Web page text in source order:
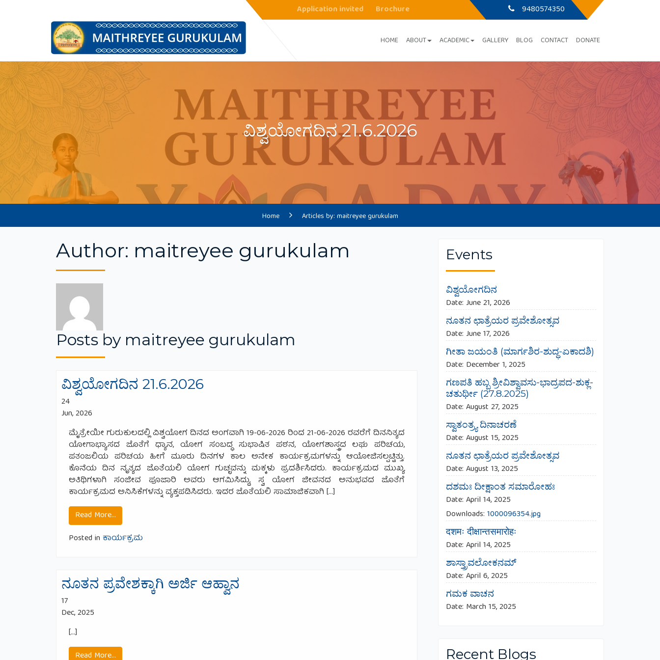
Application invited Brochure 9480574350
HOME ABOUT ACADEMIC GALLERY BLOG CONTACT DONATE
ವಿಶ್ವಯೋಗದಿನ 21.6.2026
Home Articles by: maitreyee gurukulam
Author: maitreyee gurukulam
Posts by maitreyee gurukulam
ವಿಶ್ವಯೋಗದಿನ 21.6.2026
24
Jun, 2026
ಮೈತ್ರೇಯೀ ಗುರುಕುಲದಲ್ಲಿ ವಿಶ್ವಯೋಗ ದಿನದ ಅಂಗವಾಗಿ 19-06-2026 ರಿಂದ 21-06-2026 ರವರೆಗೆ ದಿನನಿತ್ಯದ
ಯೋಗಾಭ್ಯಾಸದ ಜೊತೆಗೆ ಧ್ಯಾನ, ಯೋಗ ಸಂಬದ್ಧ ಸುಭಾಷಿತ ಪಠನ, ಯೋಗಶಾಸ್ತ್ರದ ಲಘು ಪರಿಚಯ,
ಪತಂಜಲಿಯ ಪರಿಚಯ ಹೀಗೆ ಮೂರು ದಿನಗಳ ಕಾಲ ಅನೇಕ ಕಾರ್ಯಕ್ರಮಗಳನ್ನು ಆಯೋಜಿಸಲ್ಪಟ್ಟಿತ್ತು.
ಕೊನೆಯ ದಿನ ನೃತ್ಯದ ಜೊತೆಯಲಿ ಯೋಗ ಗುಚ್ಛವನ್ನು ಮಕ್ಕಳು ಪ್ರದರ್ಶಿಸಿದರು. ಕಾರ್ಯಕ್ರಮದ ಮುಖ್ಯ
ಅತಿಥಿಗಳಾಗಿ ಸಂಜೀವ ಪೂಜಾರಿ ಅವರು ಆಗಮಿಸಿದ್ದು, ಸ್ವ ಯೋಗ ಜೀವನದ ಅನುಭವದ ಜೊತೆಗೆ
ಕಾರ್ಯಕ್ರಮದ ಅನಿಸಿಕೆಗಳನ್ನು ವ್ಯಕ್ತಪಡಿಸಿದರು. ಇದರ ಜೊತೆಯಲಿ ಸಾಮಾಜಿಕವಾಗಿ […]
Read More…
Posted in ಕಾರ್ಯಕ್ರಮ
ನೂತನ ಪ್ರವೇಶಕ್ಕಾಗಿ ಅರ್ಜಿ ಆಹ್ವಾನ
17
Dec, 2025
[…]
Read More…
Events
ವಿಶ್ವಯೋಗದಿನ
Date: June 21, 2026
ನೂತನ ಛಾತ್ರೆಯರ ಪ್ರವೇಶೋತ್ಸವ
Date: June 17, 2026
ಗೀತಾ ಜಯಂತಿ (ಮಾರ್ಗಶಿರ-ಶುದ್ಧ-ಏಕಾದಶಿ)
Date: December 1, 2025
ಗಣಪತಿ ಹಬ್ಬ ಶ್ರೀವಿಶ್ವಾವಸು-ಭಾದ್ರಪದ-ಶುಕ್ಲ-
ಚತುರ್ಥೀ (27.8.2025)
Date: August 27, 2025
ಸ್ವಾತಂತ್ರ್ಯ ದಿನಾಚರಣೆ
Date: August 15, 2025
ನೂತನ ಛಾತ್ರೆಯರ ಪ್ರವೇಶೋತ್ಸವ
Date: August 13, 2025
ದಶಮಃ ದೀಕ್ಷಾಂತ ಸಮಾರೋಹಃ
Date: April 14, 2025
Downloads: 1000096354.jpg
दशमः दीक्षान्तसमारोहः
Date: April 14, 2025
ಶಾಸ್ತ್ರಾವಲೋಕನಮ್
Date: April 6, 2025
ಗಮಕ ವಾಚನ
Date: March 15, 2025
Recent Blogs